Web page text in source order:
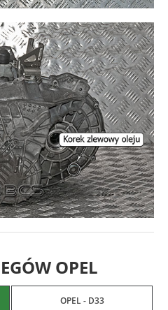
OPEL
OPEL - D33